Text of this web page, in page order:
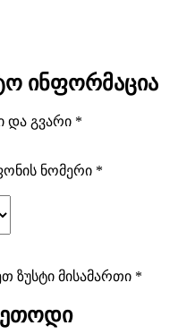
ინფორმაცია
და გვარი *
ნომერი *
ზუსტი მისამართი *